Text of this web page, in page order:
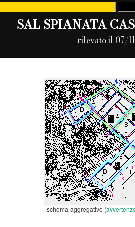
SAL SPIANATA
rilevato il 07/
schema aggregativo (